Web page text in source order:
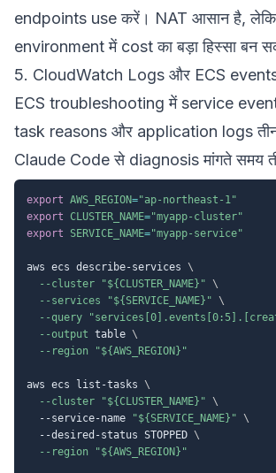
endpoints use करें। NAT आसान है,
environment में cost का बड़ा हिस्सा बन
5. CloudWatch Logs और ECS
ECS troubleshooting में service
task reasons और application logs
Claude Code से diagnosis मांगते समय
export AWS_REGION="ap-northeast-1"
export CLUSTER_NAME="myapp-cluster"
export
SERVICE_NAME="myapp-service"
aws ecs describe-services \
--cluster
"${CLUSTER_NAME} " \
--services
"${SERVICE_NAME} " \
--query
--output table \
--region
"${AWS_REGION} "
aws ecs list-tasks \
--cluster
"${CLUSTER_NAME} " \
  --service-name
"${SERVICE_NAME} " \
  --desired-status STOPPED
\
--region
"${AWS_REGION} "